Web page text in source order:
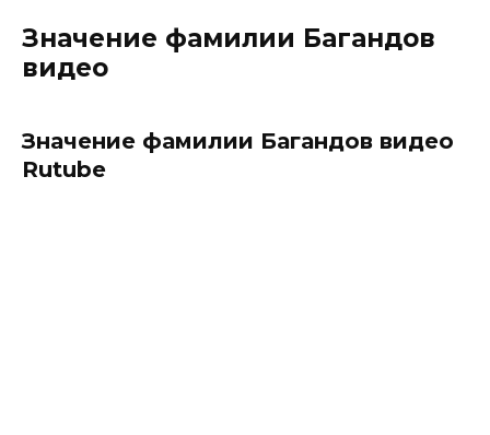
Значение фамилии Багандов
видео
Значение фамилии Багандов видео
Rutube